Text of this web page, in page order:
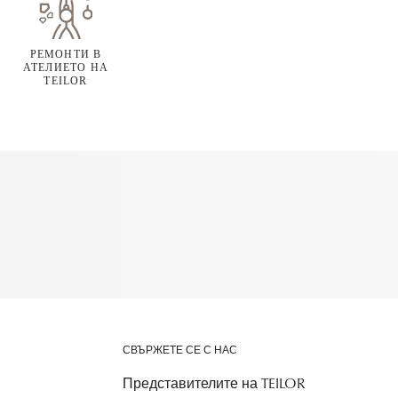
РЕМОНТИ В
АТЕЛИЕТО НА
TEILOR
СВЪРЖЕТЕ СЕ С НАС
Представителите на TEILOR